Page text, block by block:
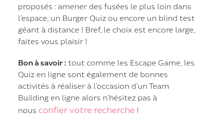
proposés : amener des fusées le plus loin dans
l’espace, un Burger Quiz ou encore un blind test
géant à distance ! Bref, le choix est encore large,
faites vous plaisir !
Bon à savoir : tout comme les Escape Game, les
Quiz en ligne sont également de bonnes
activités à réaliser à l’occasion d’un Team
Building en ligne alors n’hésitez pas à
nousconfier votre recherche !